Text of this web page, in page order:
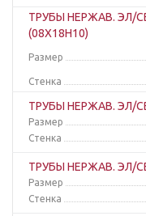
ТРУБЫ НЕРЖАВ. ЭЛ/
(08Х18Н10)
Размер
Стенка
ТРУБЫ НЕРЖАВ. ЭЛ/
Размер
Стенка
ТРУБЫ НЕРЖАВ. ЭЛ/
Размер
Стенка